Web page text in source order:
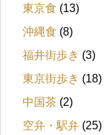
東京食 (13)
沖縄食 (8)
福井街歩き (3)
東京街歩き (18)
中国茶 (2)
空弁・駅弁 (25)